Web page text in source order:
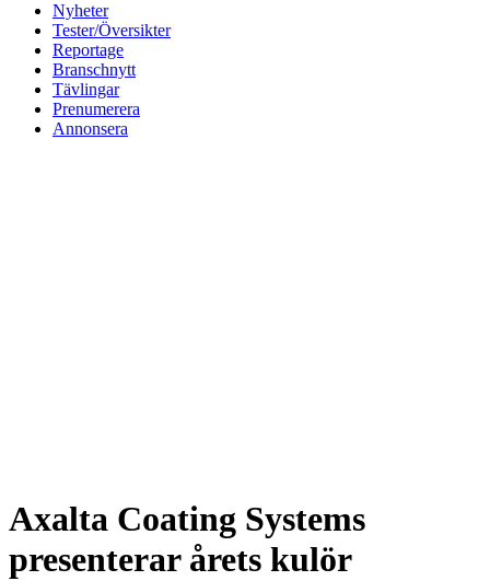
Nyheter
Tester/Översikter
Reportage
Branschnytt
Tävlingar
Prenumerera
Annonsera
Axalta Coating Systems
presenterar årets kulör